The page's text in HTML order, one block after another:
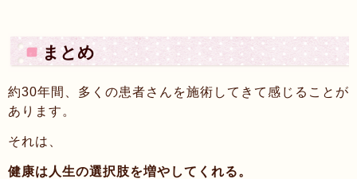
まとめ
約30年間、多くの患者さんを施術してきて感じることが
あります。
それは、
健康は人生の選択肢を増やしてくれる。